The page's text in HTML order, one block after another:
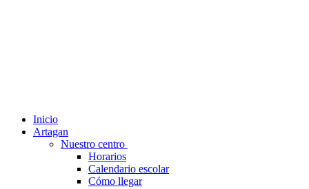
Inicio
Artagan
Nuestro centro
Horarios
Calendario escolar
Cómo llegar